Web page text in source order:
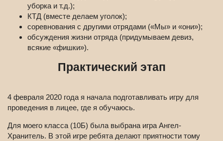
уборка и т.д.);
КТД (вместе делаем уголок);
соревнования с другими отрядами («Мы» и «они»);
обсуждения жизни отряда (придумываем девиз,
всякие «фишки»).
Практический этап
4 февраля 2020 года я начала подготавливать игру для
проведения в лицее, где я обучаюсь.
Для моего класса (10Б) была выбрана игра Ангел-
Хранитель. В этой игре ребята делают приятности тому